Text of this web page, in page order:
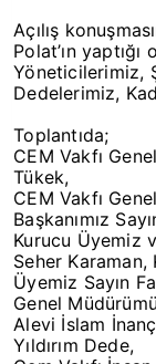
Açılış
Polat’ın
Yöneticilerimiz,
Dedelerimiz,
Toplantıda;
CEM Vakfı
Tükek,
CEM Vakfı
Başkanımız
Kurucu Üyemiz
Seher
Üyemiz Sayın
Genel
Alevi İslam
Yıldırım Dede,